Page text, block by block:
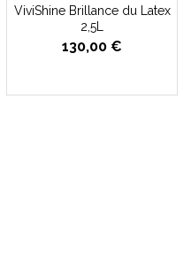
ViviShine Brillance du Latex
2,5L
130,00 €